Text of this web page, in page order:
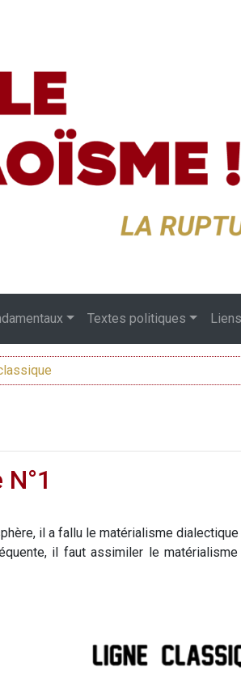
Textes politiques Liens
il a fallu le matérialisme
il faut assimiler le